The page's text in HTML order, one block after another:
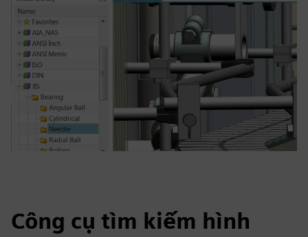
Công cụ tìm kiếm hình